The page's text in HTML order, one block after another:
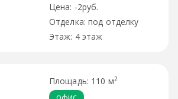
-2руб.
под отделку
4 этаж
110 м2